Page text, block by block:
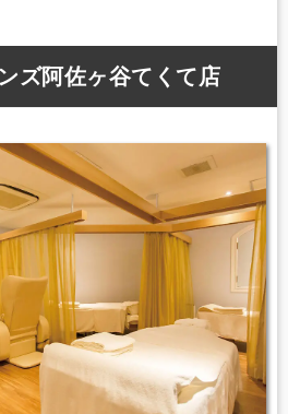
ズ阿佐ヶ谷てくて店